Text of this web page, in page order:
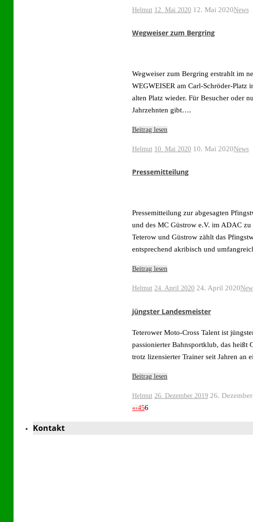
Helmut 12. Mai 2020 12. Mai 2020News
Wegweiser zum Bergring
Wegweiser zum Bergring erstrahlt im
WEGWEISER am Carl-Schröder-Platz
alten Platz wieder. Für Besucher oder
Jahrzehnten gibt….
Beitrag lesen
Helmut 10. Mai 2020 10. Mai 2020News
Pressemitteilung
Pressemitteilung zur abgesagten
und des MC Güstrow e.V. im ADAC
Teterow und Güstrow zählt das
entsprechend akribisch und
Beitrag lesen
Helmut 24. April 2020 24. April 2020
jüngster Landesmeister
Teterower Moto-Cross Talent ist
passionierter Bahnsportklub, das heißt
trotz lizensierter Trainer seit Jahren an
Beitrag lesen
Helmut 26. Dezember 2019 26.
«‹456
Kontakt